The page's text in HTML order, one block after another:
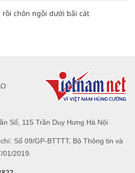
chôn ngồi dưới bãi cát
Số, 115 Trần Duy Hưng Hà Nội
Số 09/GP-BTTTT, Bộ Thông tin và
2019.